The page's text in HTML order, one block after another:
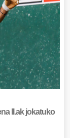
II.ak jokatuko